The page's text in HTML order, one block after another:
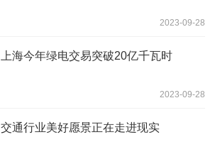
2023-09-28
上海今年绿电交易突破20亿千瓦时
2023-09-28
交通行业美好愿景正在走进现实